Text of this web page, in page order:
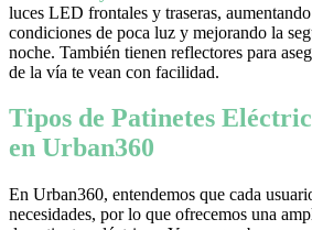
luces LED frontales y traseras,
condiciones de poca luz y mejorando la
noche. También tienen reflectores para
de la vía te vean con facilidad.
Tipos de Patinetes
en Urban360
En Urban360, entendemos que cada
necesidades, por lo que ofrecemos una